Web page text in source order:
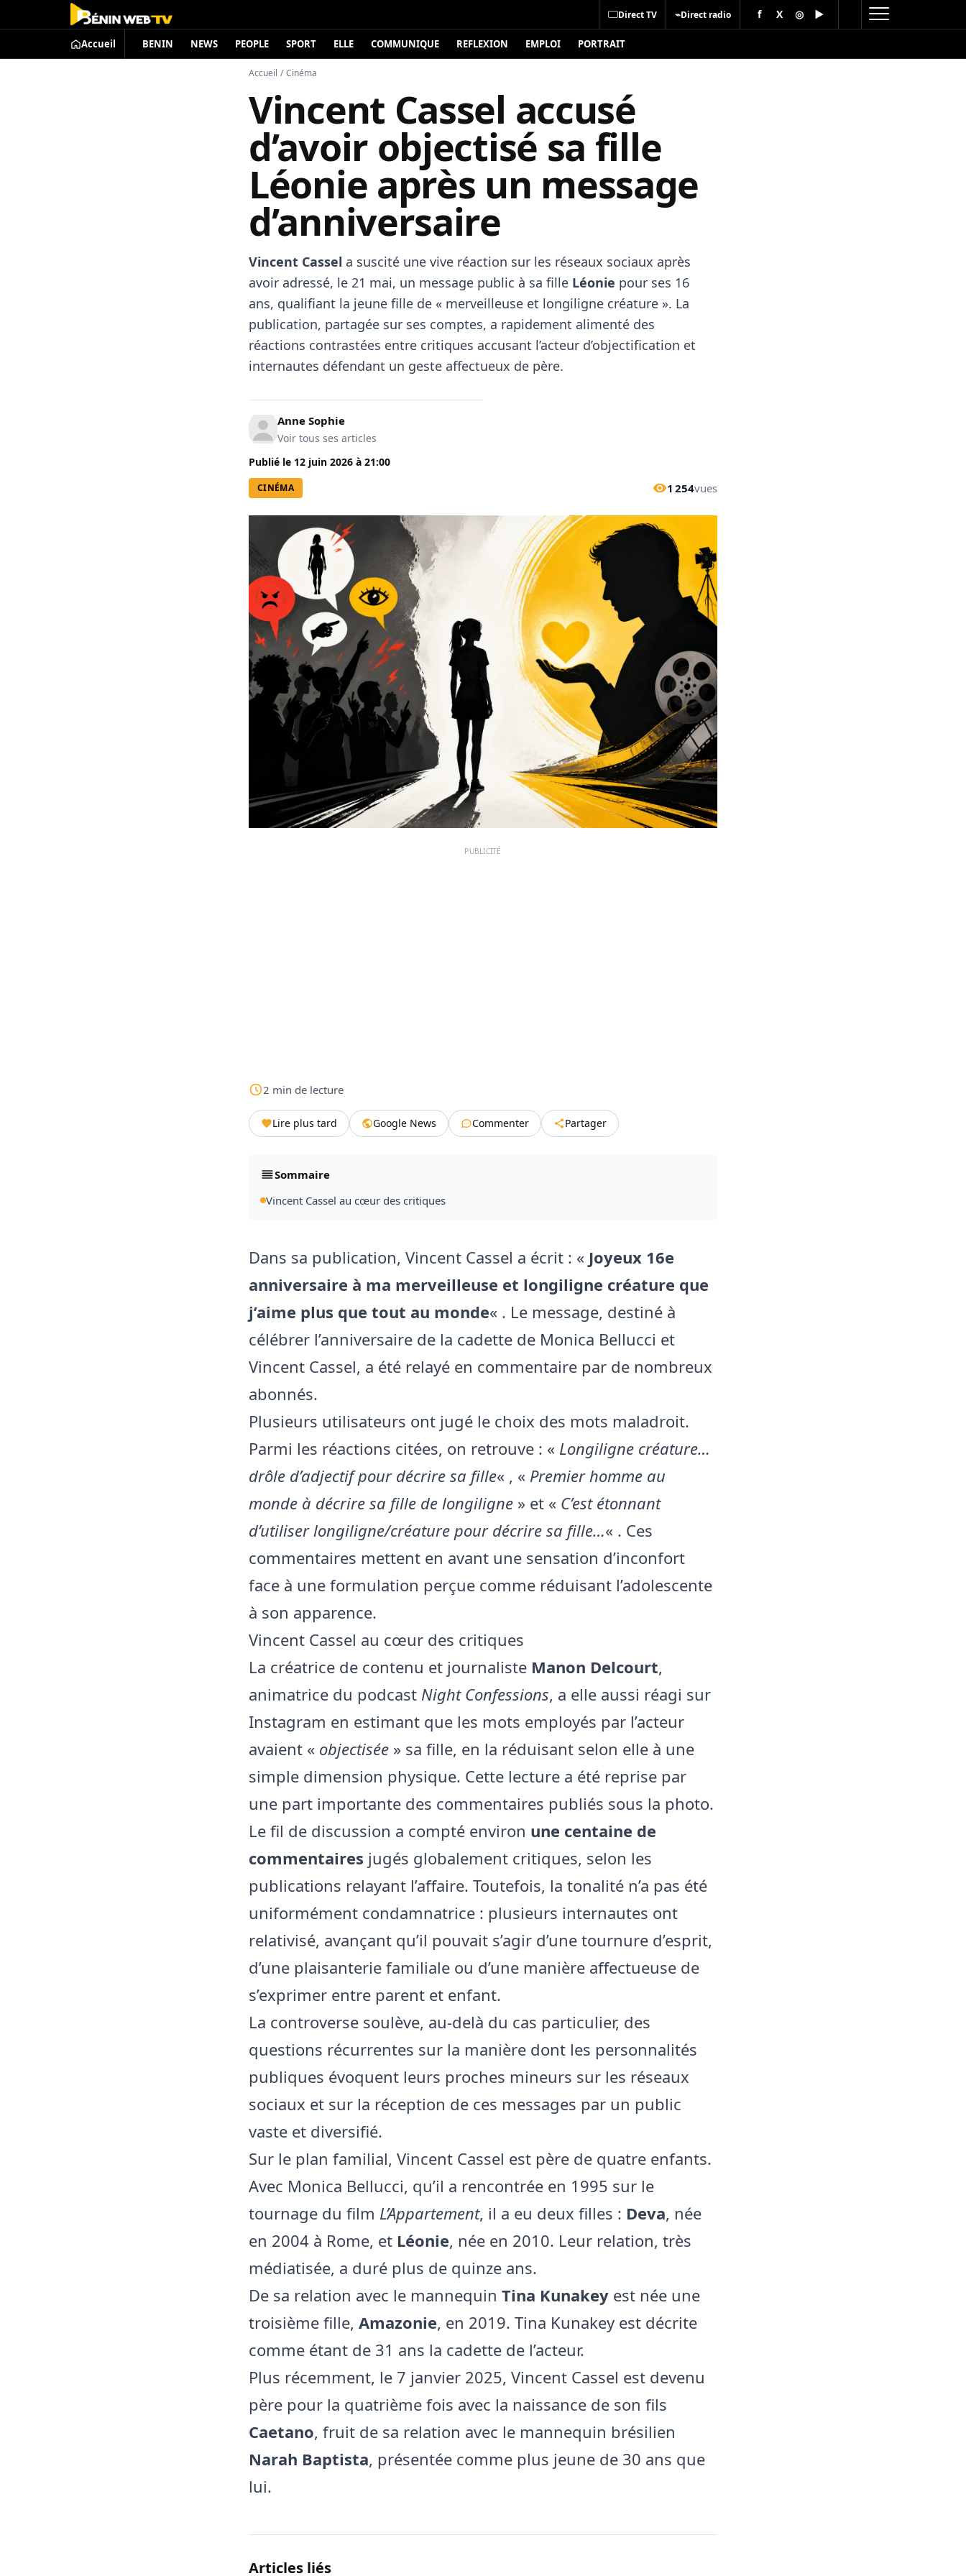
Direct TV ⌁Direct radio f X ◎ ▶
Accueil BENIN NEWS PEOPLE SPORT ELLE COMMUNIQUE REFLEXION EMPLOI PORTRAIT
Accueil / Cinéma
Vincent Cassel accusé
d’avoir objectisé sa fille
Léonie après un message
d’anniversaire
Vincent Cassel a suscité une vive réaction sur les réseaux sociaux après
avoir adressé, le 21 mai, un message public à sa fille Léonie pour ses 16
ans, qualifiant la jeune fille de « merveilleuse et longiligne créature ». La
publication, partagée sur ses comptes, a rapidement alimenté des
réactions contrastées entre critiques accusant l’acteur d’objectification et
internautes défendant un geste affectueux de père.
Anne Sophie
Voir tous ses articles
Publié le 12 juin 2026 à 21:00
CINÉMA 1 254vues
PUBLICITÉ
2 min de lecture
Lire plus tard Google News Commenter Partager
Sommaire
Vincent Cassel au cœur des critiques
Dans sa publication, Vincent Cassel a écrit : « Joyeux 16e
anniversaire à ma merveilleuse et longiligne créature que
j’aime plus que tout au monde« . Le message, destiné à
célébrer l’anniversaire de la cadette de Monica Bellucci et
Vincent Cassel, a été relayé en commentaire par de nombreux
abonnés.
Plusieurs utilisateurs ont jugé le choix des mots maladroit.
Parmi les réactions citées, on retrouve : « Longiligne créature…
drôle d’adjectif pour décrire sa fille« , « Premier homme au
monde à décrire sa fille de longiligne » et « C’est étonnant
d’utiliser longiligne/créature pour décrire sa fille…« . Ces
commentaires mettent en avant une sensation d’inconfort
face à une formulation perçue comme réduisant l’adolescente
à son apparence.
Vincent Cassel au cœur des critiques
La créatrice de contenu et journaliste Manon Delcourt,
animatrice du podcast Night Confessions, a elle aussi réagi sur
Instagram en estimant que les mots employés par l’acteur
avaient « objectisée » sa fille, en la réduisant selon elle à une
simple dimension physique. Cette lecture a été reprise par
une part importante des commentaires publiés sous la photo.
Le fil de discussion a compté environ une centaine de
commentaires jugés globalement critiques, selon les
publications relayant l’affaire. Toutefois, la tonalité n’a pas été
uniformément condamnatrice : plusieurs internautes ont
relativisé, avançant qu’il pouvait s’agir d’une tournure d’esprit,
d’une plaisanterie familiale ou d’une manière affectueuse de
s’exprimer entre parent et enfant.
La controverse soulève, au-delà du cas particulier, des
questions récurrentes sur la manière dont les personnalités
publiques évoquent leurs proches mineurs sur les réseaux
sociaux et sur la réception de ces messages par un public
vaste et diversifié.
Sur le plan familial, Vincent Cassel est père de quatre enfants.
Avec Monica Bellucci, qu’il a rencontrée en 1995 sur le
tournage du film L’Appartement, il a eu deux filles : Deva, née
en 2004 à Rome, et Léonie, née en 2010. Leur relation, très
médiatisée, a duré plus de quinze ans.
De sa relation avec le mannequin Tina Kunakey est née une
troisième fille, Amazonie, en 2019. Tina Kunakey est décrite
comme étant de 31 ans la cadette de l’acteur.
Plus récemment, le 7 janvier 2025, Vincent Cassel est devenu
père pour la quatrième fois avec la naissance de son fils
Caetano, fruit de sa relation avec le mannequin brésilien
Narah Baptista, présentée comme plus jeune de 30 ans que
lui.
Articles liés